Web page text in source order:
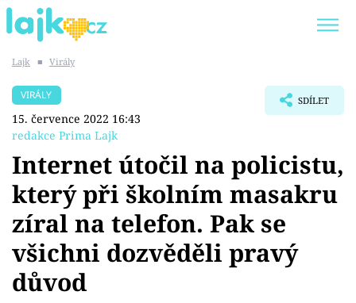
SHOPAHOLICADEL
Témata
Showbyznys
Youtubeři
Lajk ■ Virály
VIRÁLY
15. července 2022 16:43
redakce Prima Lajk
SDÍLET
Internet útočil na policistu,
který při školním masakru
zíral na telefon. Pak se
všichni dozvěděli pravý
důvod